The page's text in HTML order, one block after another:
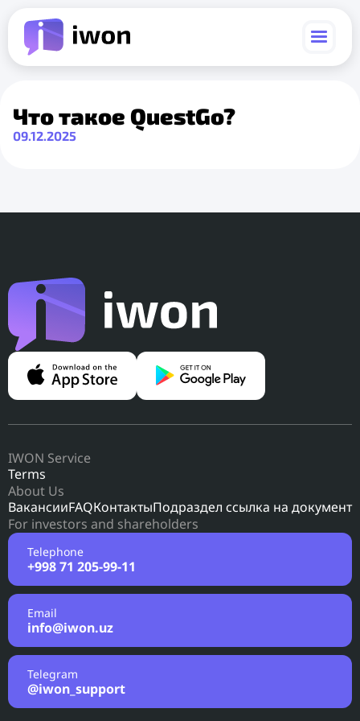
Что такое QuestGo?
09.12.2025
IWON Service
Terms
About Us
ВакансииFAQКонтактыПодраздел ссылка на документ
For investors and shareholders
Telephone
+998 71 205-99-11
Email
info@iwon.uz
Telegram
@iwon_support